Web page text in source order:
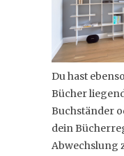
Du hast
Bücher
Buchständer
dein
Abwechslung